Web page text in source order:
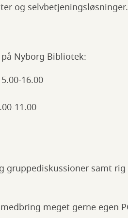
og selvbetjeningsløsninger.
Nyborg Bibliotek:
16.00
11.00
gruppediskussioner samt
meget gerne egen